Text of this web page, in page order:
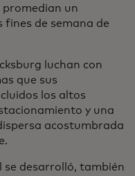
un
fines de semana de
luchan con
que sus
los altos
y una
acostumbrada
se desarrolló, también